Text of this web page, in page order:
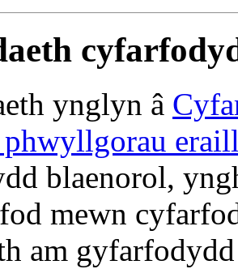
ynglyn â
blaenorol,
mewn
am